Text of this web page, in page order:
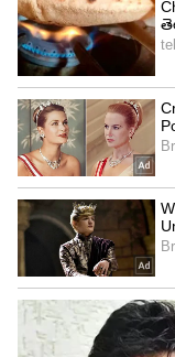
అలా క్రియేట్ చేసి
పోస్టు చేయక
మంది మీమర్స్
విశేషం.
ఇక పెద్ది సినిమా
మూవీ. ఈ సినిమాకి
ఆర్ రెహమాన్
తెరకెక్కుతున్న ఈ
రానుంది.